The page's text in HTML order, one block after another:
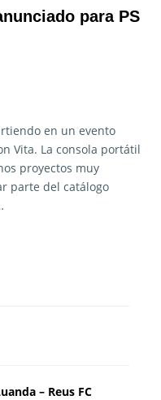
para PS
en un evento
Vita. La consola portátil
proyectos muy
parte del catálogo
– Reus FC